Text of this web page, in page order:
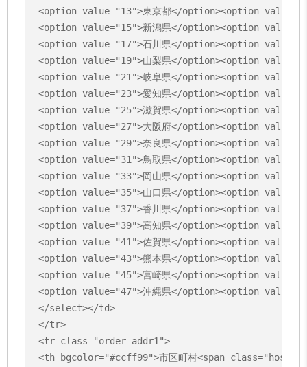
<option value="13">東京都</option><option
<option value="15">新潟県</option><option
<option value="17">石川県</option><option
<option value="19">山梨県</option><option
<option value="21">岐阜県</option><option
<option value="23">愛知県</option><option
<option value="25">滋賀県</option><option
<option value="27">大阪府</option><option
<option value="29">奈良県</option><option
<option value="31">鳥取県</option><option
<option value="33">岡山県</option><option
<option value="35">山口県</option><option
<option value="37">香川県</option><option
<option value="39">高知県</option><option
<option value="41">佐賀県</option><option
<option value="43">熊本県</option><option
<option value="45">宮崎県</option><option
<option value="47">沖縄県</option><option
</select></td>
</tr>
<tr class="order_addr1">
<th bgcolor="#ccff99">市区町村<span